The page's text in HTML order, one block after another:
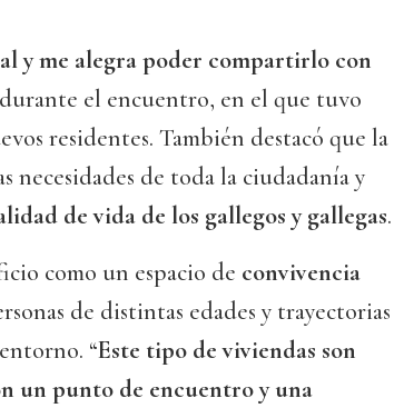
y me alegra poder compartirlo con
el encuentro, en el que tuvo
residentes. También destacó que la
necesidades de toda la ciudadanía y
de vida de los gallegos y gallegas.
como un espacio de convivencia
de distintas edades y trayectorias
“Este tipo de viviendas son
un punto de encuentro y una